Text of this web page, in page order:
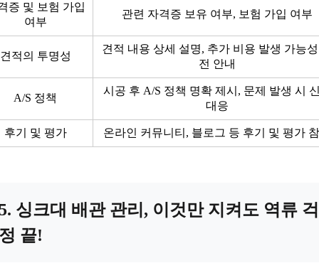
증 및 보험 가입
여부
관련 자격증 보유 여부, 보험 가입 여부
견적의 투명성
견적 내용 상세 설명, 추가 비용 발생 가능
전 안내
A/S 정책
시공 후 A/S 정책 명확 제시, 문제 발생 시
대응
후기 및 평가 온라인 커뮤니티, 블로그 등 후기 및 평가
싱크대 배관 관리, 이것만 지켜도 역류 걱
끝!